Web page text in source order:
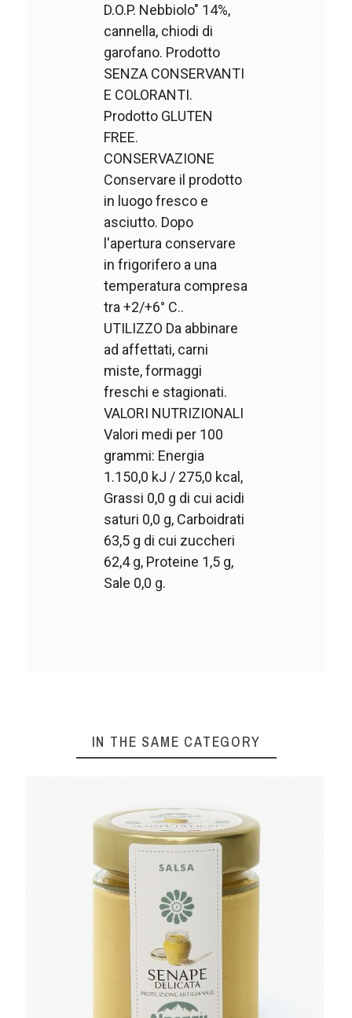
D.O.P. Nebbiolo" 14%,
cannella, chiodi di
garofano. Prodotto
SENZA CONSERVANTI
E COLORANTI.
Prodotto GLUTEN
FREE.
CONSERVAZIONE
Conservare il prodotto
in luogo fresco e
asciutto. Dopo
l'apertura conservare
in frigorifero a una
temperatura compresa
tra +2/+6° C..
UTILIZZO Da abbinare
ad affettati, carni
miste, formaggi
freschi e stagionati.
VALORI NUTRIZIONALI
Valori medi per 100
grammi: Energia
1.150,0 kJ / 275,0 kcal,
Grassi 0,0 g di cui acidi
saturi 0,0 g, Carboidrati
63,5 g di cui zuccheri
62,4 g, Proteine 1,5 g,
Sale 0,0 g.
IN THE SAME CATEGORY